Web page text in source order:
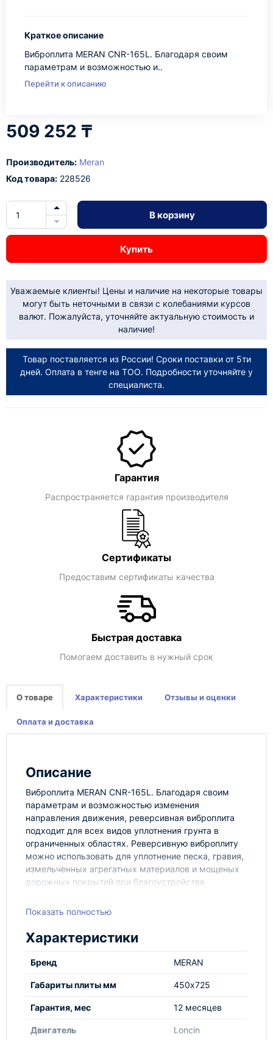
Краткое описание
Виброплита MERAN CNR-165L. Благодаря своим
параметрам и возможностью и..
Перейти к описанию
509 252 ₸
Производитель: Meran
Код товара: 228526
В корзину
Купить
Уважаемые клиенты! Цены и наличие на некоторые товары
могут быть неточными в связи с колебаниями курсов
валют. Пожалуйста, уточняйте актуальную стоимость и
наличие!
Товар поставляется из России! Сроки поставки от 5ти
дней. Оплата в тенге на ТОО. Подробности уточняйте у
специалиста.
Гарантия
Распространяется гарантия производителя
Сертификаты
Предоставим сертификаты качества
Быстрая доставка
Помогаем доставить в нужный срок
О товаре Характеристики Отзывы и оценки
Оплата и доставка
Описание
Виброплита MERAN CNR-165L. Благодаря своим
параметрам и возможностью изменения
направления движения, реверсивная виброплита
подходит для всех видов уплотнения грунта в
ограниченных областях. Реверсивную виброплиту
можно использовать для уплотнение песка, гравия,
измельченных агрегатных материалов и мощеных
дорожных покрытий при благоустройстве
сточных коллекторов и траншей.
транспортировку
попадания песка и масла на ремень
Органы управления легко доступны для
Мощные амортизаторы уменьшают вибрацию
двигателя и ручки
Показать полностью
Характеристики
Бренд MERAN
Габариты плиты мм 450х725
Гарантия, мес 12 месяцев
Двигатель Loncin